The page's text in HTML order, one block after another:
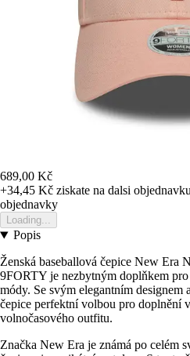
689,00 Kč
+34,45 Kč ziskate na dalsi objednavku
objednavky
Loading...
Popis
Ženská baseballová čepice New Era
9FORTY je nezbytným doplňkem
módy. Se svým elegantním designem
čepice perfektní volbou pro doplnění
volnočasového outfitu.
Značka New Era je známá po celém